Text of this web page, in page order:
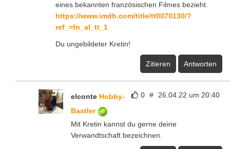
eines bekannten französischen Filmes bezieht.
https://www.imdb.com/title/tt0070130/?
ref_=fn_al_tt_1
Du ungebildeter Kretin!
Zitieren Antworten
0 # 26.04.22 um 20:40
elconte Hobby-
Bastler
Mit Kretin kannst du gerne deine
Verwandtschaft bezeichnen.